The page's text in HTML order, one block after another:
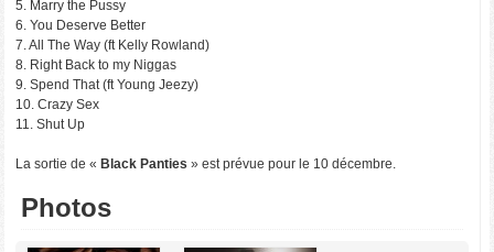
5. Marry the Pussy
6. You Deserve Better
7. All The Way (ft Kelly Rowland)
8. Right Back to my Niggas
9. Spend That (ft Young Jeezy)
10. Crazy Sex
11. Shut Up
La sortie de « Black Panties » est prévue pour le 10 décembre.
Photos